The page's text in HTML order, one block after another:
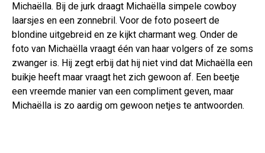
Michaëlla. Bij de jurk draagt Michaëlla simpele cowboy
laarsjes en een zonnebril. Voor de foto poseert de
blondine uitgebreid en ze kijkt charmant weg. Onder de
foto van Michaëlla vraagt één van haar volgers of ze soms
zwanger is. Hij zegt erbij dat hij niet vind dat Michaëlla een
buikje heeft maar vraagt het zich gewoon af. Een beetje
een vreemde manier van een compliment geven, maar
Michaëlla is zo aardig om gewoon netjes te antwoorden.